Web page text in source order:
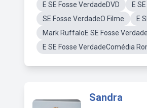
E SE Fosse VerdadeDVD
E
SE Fosse VerdadeO Filme
E
Mark RuffaloE SE Fosse
E SE Fosse VerdadeComédia
Sandra